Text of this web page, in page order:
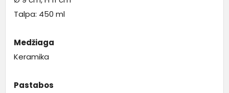
Talpa: 450 ml
Medžiaga
Keramika
Pastabos